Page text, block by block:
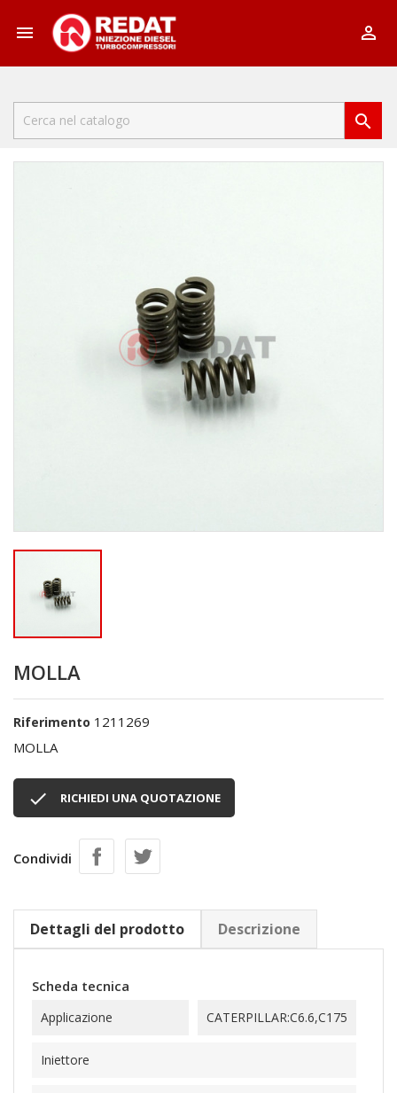
 

MOLLA
Riferimento 1211269
MOLLA
 RICHIEDI UNA QUOTAZIONE
Condividi
Dettagli del prodotto Descrizione
Scheda tecnica
Applicazione CATERPILLAR:C6.6,C175
Iniettore